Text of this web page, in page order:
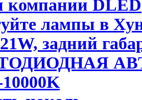
DLED
лампы в
задний